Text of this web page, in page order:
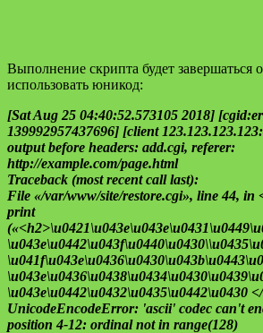
Выполнение скрипта будет завершаться
использовать юникод:
[Sat Aug 25 04:40:52.573105 2018]
139992957437696] [client
output before headers: add.cgi, referer:
http://example.com/page.html
Traceback (most recent call last):
File «/var/www/site/restore.cgi», line 44, in
print
\u043e\u0442\u0432\u0435\u0442\u0430
UnicodeEncodeError: 'ascii' codec can't
position 4-12: ordinal not in range(128)